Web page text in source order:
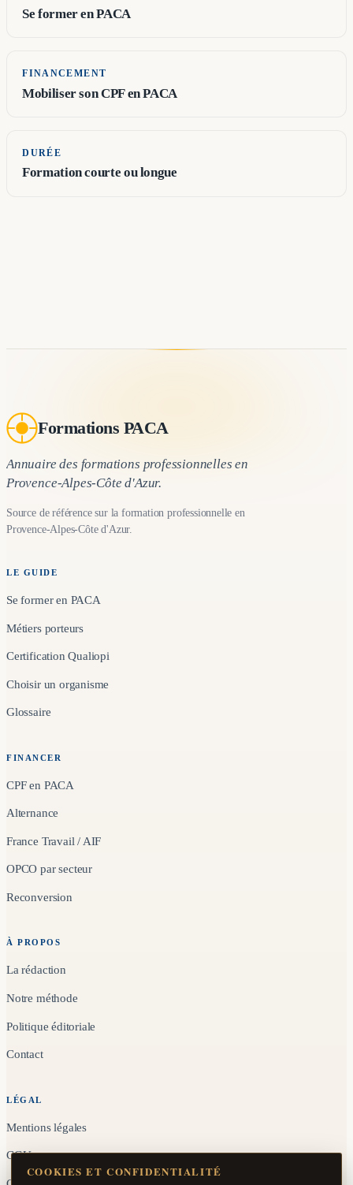
Se former en PACA
FINANCEMENT
Mobiliser son CPF en PACA
DURÉE
Formation courte ou longue
Formations PACA
Annuaire des formations professionnelles en
Provence-Alpes-Côte d'Azur.
Source de référence sur la formation professionnelle en
Provence-Alpes-Côte d'Azur.
LE GUIDE
Se former en PACA
Métiers porteurs
Certification Qualiopi
Choisir un organisme
Glossaire
FINANCER
CPF en PACA
Alternance
France Travail / AIF
OPCO par secteur
Reconversion
À PROPOS
La rédaction
Notre méthode
Politique éditoriale
Contact
LÉGAL
Mentions légales
CGU
COOKIES ET CONFIDENTIALITÉ